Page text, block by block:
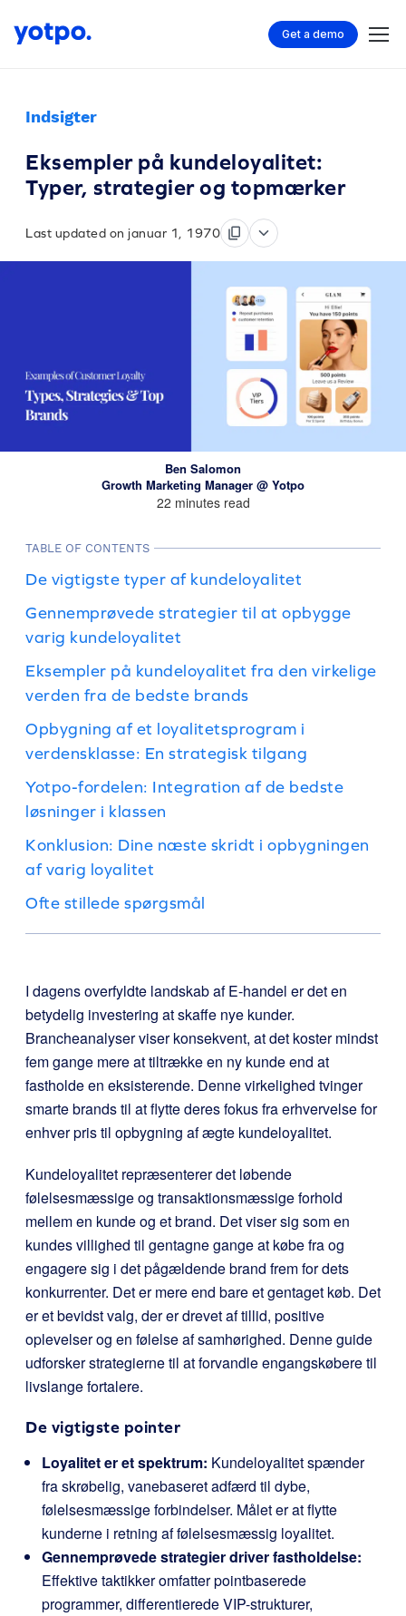
Get a demo
Indsigter
Eksempler på kundeloyalitet:
Typer, strategier og topmærker
Last updated on januar 1, 1970
Ben Salomon
Growth Marketing Manager @ Yotpo
22 minutes read
TABLE OF CONTENTS
De vigtigste typer af kundeloyalitet
Gennemprøvede strategier til at opbygge
varig kundeloyalitet
Eksempler på kundeloyalitet fra den virkelige
verden fra de bedste brands
Opbygning af et loyalitetsprogram i
verdensklasse: En strategisk tilgang
Yotpo-fordelen: Integration af de bedste
løsninger i klassen
Konklusion: Dine næste skridt i opbygningen
af varig loyalitet
Ofte stillede spørgsmål
I dagens overfyldte landskab af E-handel er det en
betydelig investering at skaffe nye kunder.
Brancheanalyser viser konsekvent, at det koster mindst
fem gange mere at tiltrække en ny kunde end at
fastholde en eksisterende. Denne virkelighed tvinger
smarte brands til at flytte deres fokus fra erhvervelse for
enhver pris til opbygning af ægte kundeloyalitet.
Kundeloyalitet repræsenterer det løbende
følelsesmæssige og transaktionsmæssige forhold
mellem en kunde og et brand. Det viser sig som en
kundes villighed til gentagne gange at købe fra og
engagere sig i det pågældende brand frem for dets
konkurrenter. Det er mere end bare et gentaget køb. Det
er et bevidst valg, der er drevet af tillid, positive
oplevelser og en følelse af samhørighed. Denne guide
udforsker strategierne til at forvandle engangskøbere til
livslange fortalere.
De vigtigste pointer
Loyalitet er et spektrum: Kundeloyalitet spænder
fra skrøbelig, vanebaseret adfærd til dybe,
følelsesmæssige forbindelser. Målet er at flytte
kunderne i retning af følelsesmæssig loyalitet.
Gennemprøvede strategier driver fastholdelse:
Effektive taktikker omfatter pointbaserede
programmer, differentierede VIP-strukturer,